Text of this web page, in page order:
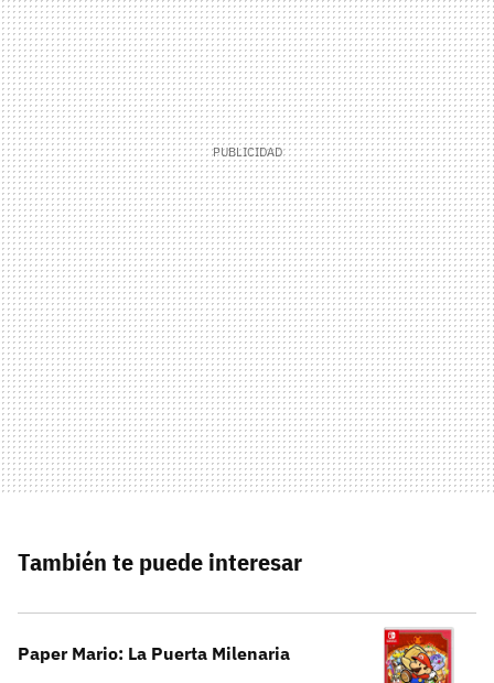
También te puede interesar
Paper Mario: La Puerta Milenaria